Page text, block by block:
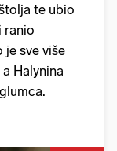
te ubio
ranio
je sve više
Halynina